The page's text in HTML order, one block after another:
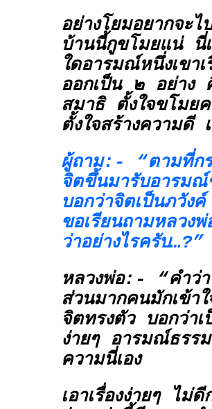
อย่างโยมอยากจะ
บ้านนี้กูขโมยแน่ นี่
ใดอารมณ์หนึ่งเขา
ออกเป็น ๒ อย่าง
สมาธิ ตั้งใจขโมย
ตั้งใจสร้างความดี
ผู้ถาม:- “ตามที่กร
จิตขึ้นมารับอารม
บอกว่าจิตเป็นภวัง
ขอเรียนถามหลวง
ว่าอย่างไรครับ…?”
หลวงพ่อ:- “คำว่า
ส่วนมากคนมักเข้า
จิตทรงตัว บอกว่า
ง่ายๆ อารมณ์ธรร
ความนี่เอง
เอาเรื่องง่ายๆ ไม่